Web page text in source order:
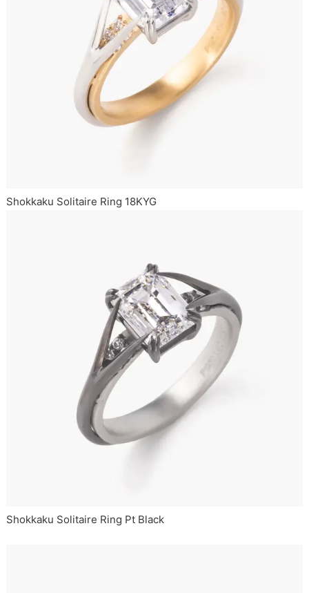
Shokkaku Solitaire Ring 18KYG
Shokkaku Solitaire Ring Pt Black